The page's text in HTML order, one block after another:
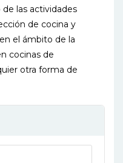
las actividades
de cocina y
el ámbito de la
cocinas de
otra forma de